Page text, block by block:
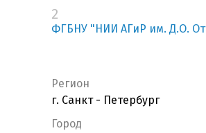
2
ФГБНУ "НИИ АГиР им. Д.О.
Регион
г. Санкт - Петербург
Город